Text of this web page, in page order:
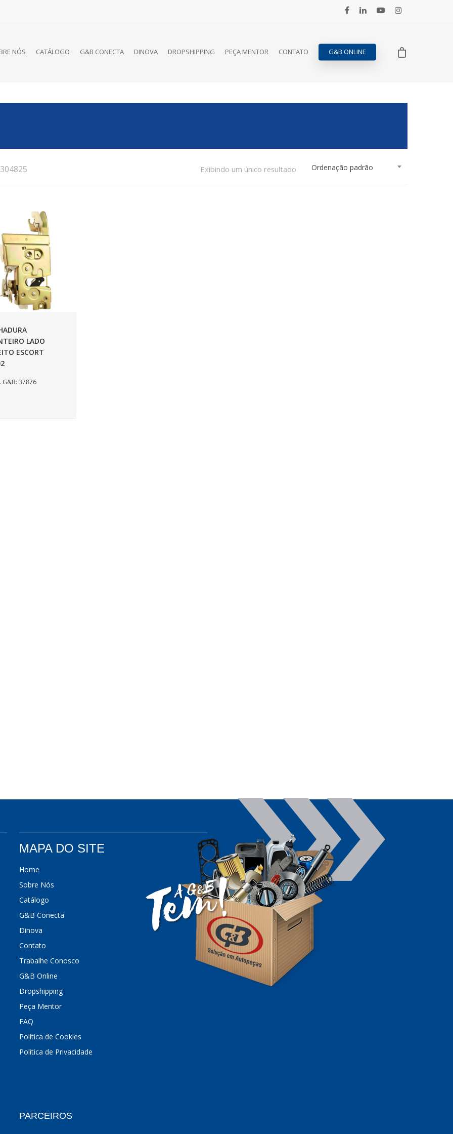
NÓS CATÁLOGO G&B CONECTA DINOVA DROPSHIPPING PEÇA MENTOR CONTATO G&B ONLINE
Ordenação padrão
Exibindo um único resultado
LADO
ESCORT
G&B: 37876
MAPA DO SITE
Home
Sobre Nós
Catálogo
G&B Conecta
Dinova
Contato
Trabalhe Conosco
G&B Online
Dropshipping
Peça Mentor
FAQ
Política de Cookies
Politica de Privacidade
PARCEIROS